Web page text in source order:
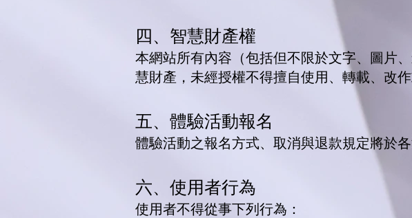
四、智慧財產權
本網站所有內容（包括但不限於文字、圖片
慧財產，未經授權不得擅自使用、轉載、改作
五、體驗活動報名
體驗活動之報名方式、取消與退款規定將於
六、使用者行為
使用者不得從事下列行為：